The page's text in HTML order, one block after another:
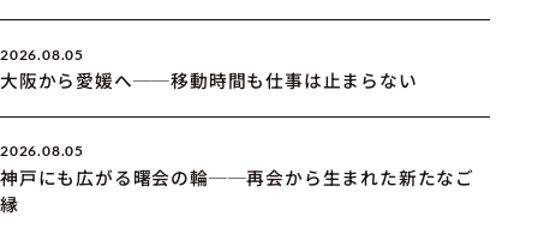
2026.08.05
大阪から愛媛へ──移動時間も仕事は止まらない
2026.08.05
神戸にも広がる曙会の輪──再会から生まれた新たなご
縁